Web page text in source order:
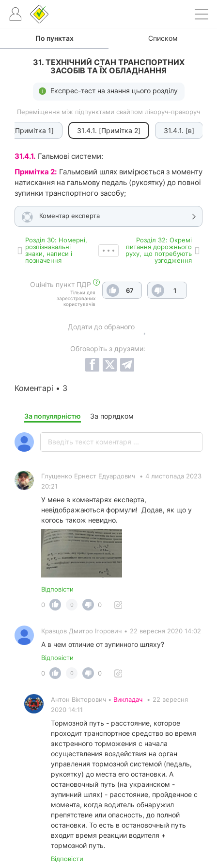
По пунктах Списком
31. ТЕХНІЧНИЙ СТАН ТРАНСПОРТНИХ
ЗАСОБІВ ТА ЇХ ОБЛАДНАННЯ
Експрес-тест на знання цього розділу
Переміщення між підпунктами свайпом ліворуч-праворуч
[Примітка 1] 31.4.1. [Примітка 2] 31.4.1. [в]
31.4.1. Гальмові системи:
Примітка 2: Гальмовий шлях вимірюється з моменту
натискання на гальмову педаль (рукоятку) до повної
зупинки транспортного засобу;
Коментар експерта
Роздiл 30: Номерні,
розпізнавальні
знаки, написи і
позначення
Роздiл 32: Окремі
питання дорожнього
руху, що потребують
узгодження
Оцініть пункт ПДР ?
Тільки для
зареєстрованих
користувачів
67 1
Додати до обраного
Обговоріть з друзями:
Коментарі • 3
За популярністю За порядком
Глущенко Ернест Едуардович • 4 листопада 2023
20:21
У мене в коментарях експерта,
невідображаються формули! Додав, як що у
когось також невидно.
Відповісти
0
0 0
Кравцов Дмитро Ігорович • 22 вересня 2020 14:02
А в чем отличие от зупинного шляху?
Відповісти
0
0 0
Антон Вікторович • Викладач • 22 вересня
2020 14:11
Тормозной путь - расстояние, которое
проходит транспортное средство во время
экстренного торможения с начала
осуществления воздействия на орган
управления тормозной системой (педаль,
рукоятку) до места его остановки. А
остановочный путь (на украинском -
зупинний шлях) - расстояние, пройденное с
момента, когда водитель обнаружил
препятствие или опасность, до полной
остановки. То есть в остановочный путь
входит время реакции водителя +
тормозной путь.
Відповісти